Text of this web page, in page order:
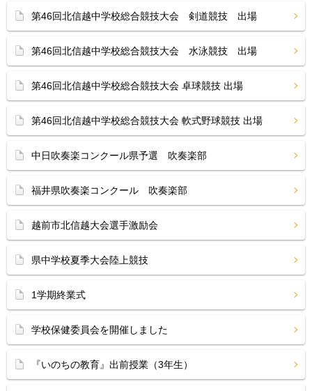
第46回北信越中学校総合競技大会 剣道競技 出場
第46回北信越中学校総合競技大会 水泳競技 出場
第46回北信越中学校総合競技大会 卓球競技 出場
第46回北信越中学校総合競技大会 軟式野球競技 出場
中日吹奏楽コンクール県予選 吹奏楽部
福井県吹奏楽コンクール 吹奏楽部
越前市北信越大会選手激励会
県中学校夏季大会陸上競技
1学期終業式
学校保健委員会を開催しました
『いのちの教育』出前授業（3年生）